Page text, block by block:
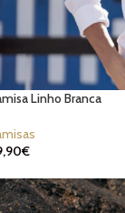
Linho Branca
€